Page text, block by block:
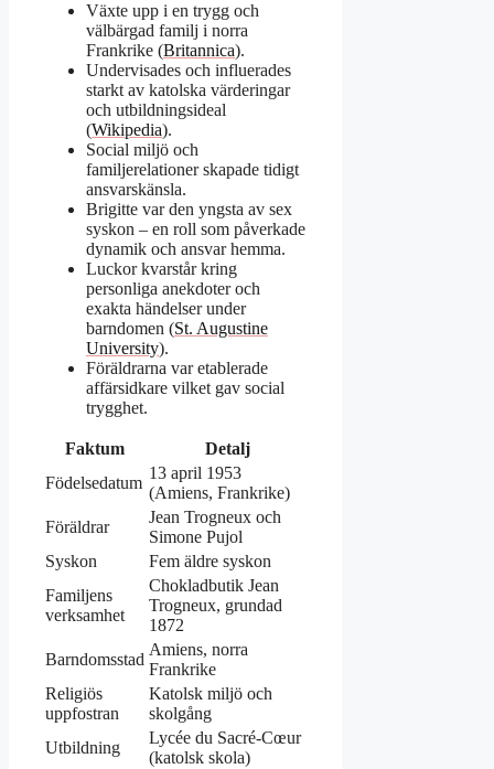
Växte upp i en trygg och
välbärgad familj i norra
Frankrike (Britannica).
Undervisades och influerades
starkt av katolska värderingar
och utbildningsideal
(Wikipedia).
Social miljö och
familjerelationer skapade tidigt
ansvarskänsla.
Brigitte var den yngsta av sex
syskon – en roll som påverkade
dynamik och ansvar hemma.
Luckor kvarstår kring
personliga anekdoter och
exakta händelser under
barndomen (St. Augustine
University).
Föräldrarna var etablerade
affärsidkare vilket gav social
trygghet.
Faktum
Detalj
Födelsedatum
13 april 1953
(Amiens, Frankrike)
Föräldrar
Jean Trogneux och
Simone Pujol
Syskon
Fem äldre syskon
Familjens
verksamhet
Chokladbutik Jean
Trogneux, grundad
1872
Barndomsstad
Amiens, norra
Frankrike
Religiös
uppfostran
Katolsk miljö och
skolgång
Utbildning
Lycée du Sacré-Cœur
(katolsk skola)